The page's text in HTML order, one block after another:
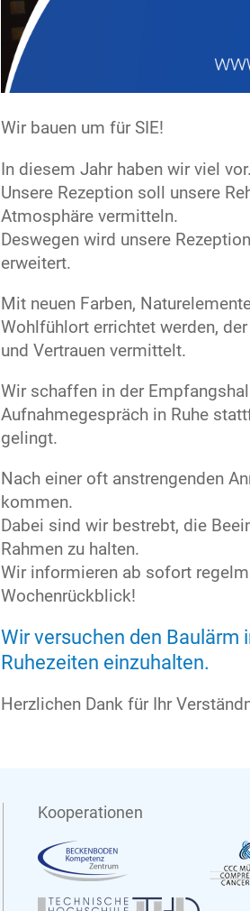
Wir bauen um für SIE!
In diesem Jahr haben wir viel vor.
Unsere Rezeption soll unsere
Atmosphäre vermitteln.
Deswegen wird unsere
erweitert.
Mit neuen Farben,
Wohlfühlort errichtet werden,
und Vertrauen vermittelt.
Wir schaffen in der
Aufnahmegespräch in Ruhe
gelingt.
Nach einer oft anstrengenden
kommen.
Dabei sind wir bestrebt, die
Rahmen zu halten.
Wir informieren ab sofort
Wochenrückblick!
Wir versuchen den Baulärm
Ruhezeiten einzuhalten.
Herzlichen Dank für Ihr
Kooperationen